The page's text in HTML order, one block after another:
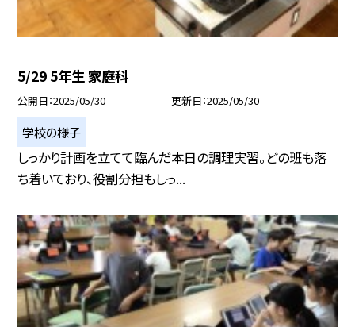
5/29 5年生 家庭科
公開日 2025/05/30 更新日 2025/05/30
学校の様子
しっかり計画を立てて臨んだ本日の調理実習。どの班も落
ち着いており、役割分担もしっ...